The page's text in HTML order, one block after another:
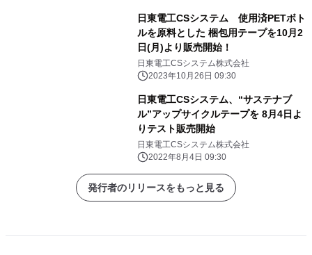
日東電工CSシステム 使用済PETボト
ルを原料とした 梱包用テープを10月2
日(月)より販売開始！
日東電工CSシステム株式会社
2023年10月26日 09:30
日東電工CSシステム、“サステナブ
ル”アップサイクルテープを 8月4日よ
りテスト販売開始
日東電工CSシステム株式会社
2022年8月4日 09:30
発行者のリリースをもっと見る